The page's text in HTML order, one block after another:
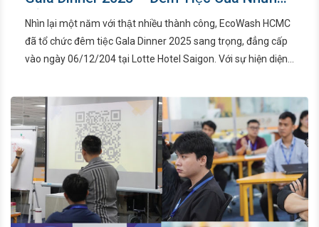
Cảm Xúc
Nhìn lại một năm với thật nhiều thành công, EcoWash HCMC
đã tổ chức đêm tiệc Gala Dinner 2025 sang trọng, đẳng cấp
vào ngày 06/12/204 tại Lotte Hotel Saigon. Với sự hiện diện
viên, đêm tiệc là cầu nối quý giá và tạo ra những mối liên kết
mạnh mẽ hơn.